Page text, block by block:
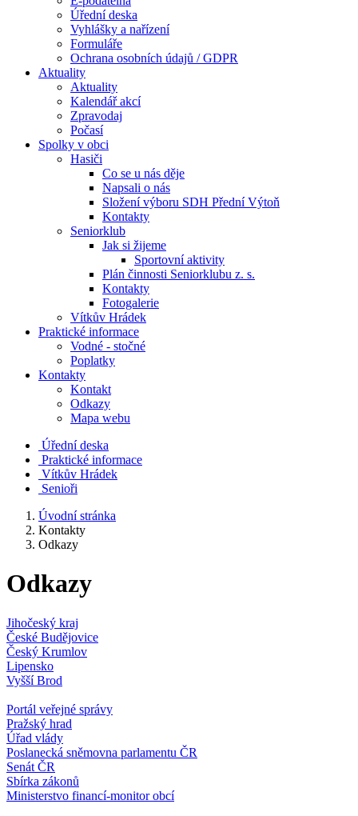
Úřední deska
Vyhlášky a nařízení
Formuláře
Ochrana osobních údajů / GDPR
Aktuality
Aktuality
Kalendář akcí
Zpravodaj
Počasí
Spolky v obci
Hasiči
Co se u nás děje
Napsali o nás
Složení výboru SDH Přední Výtoň
Kontakty
Seniorklub
Jak si žijeme
Sportovní aktivity
Plán činnosti Seniorklubu z. s.
Kontakty
Fotogalerie
Vítkův Hrádek
Praktické informace
Vodné - stočné
Poplatky
Kontakty
Kontakt
Odkazy
Mapa webu
Úřední deska
Praktické informace
Vítkův Hrádek
Senioři
Úvodní stránka
Kontakty
Odkazy
Odkazy
Jihočeský kraj
České Budějovice
Český Krumlov
Lipensko
Vyšší Brod
Portál veřejné správy
Pražský hrad
Úřad vlády
Poslanecká sněmovna parlamentu ČR
Senát ČR
Sbírka zákonů
Ministerstvo financí-monitor obcí